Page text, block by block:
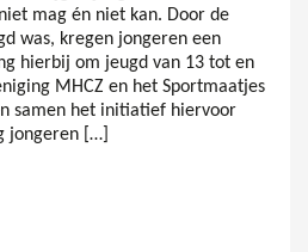
mag én niet kan. Door de
was, kregen jongeren een
hierbij om jeugd van 13 tot en
MHCZ en het Sportmaatjes
samen het initiatief hiervoor
jongeren […]